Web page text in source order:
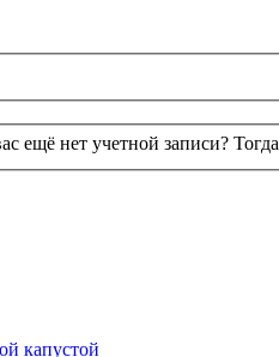
ещё нет учетной записи? Тогда
капустой